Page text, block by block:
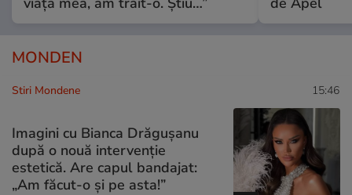
MONDEN
Stiri Mondene 15:46
Imagini cu Bianca Drăgușanu
după o nouă intervenție
estetică. Are capul bandajat:
„Am făcut-o și pe asta!”